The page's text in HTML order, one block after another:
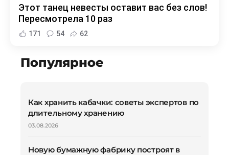
Этот танец невесты оставит вас без слов!
Пересмотрела 10 раз
171 54 62
Популярное
Как хранить кабачки: советы экспертов по
длительному хранению
03.08.2026
Новую бумажную фабрику построят в